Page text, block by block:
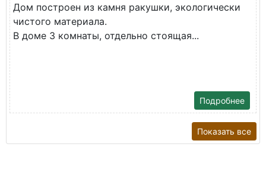
Дом построен из камня ракушки, экологически
чистого материала.
В доме 3 комнаты, отдельно стоящая...
Подробнее
Показать все